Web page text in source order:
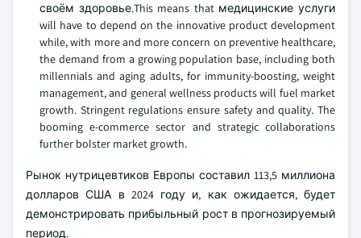
своём здоровье.This means that медицинские услуги
will have to depend on the innovative product development
while, with more and more concern on preventive healthcare,
the demand from a growing population base, including both
millennials and aging adults, for immunity-boosting, weight
management, and general wellness products will fuel market
growth. Stringent regulations ensure safety and quality. The
booming e-commerce sector and strategic collaborations
further bolster market growth.
Рынок нутрицевтиков Европы составил 113,5 миллиона
долларов США в 2024 году и, как ожидается, будет
демонстрировать прибыльный рост в прогнозируемый
период.